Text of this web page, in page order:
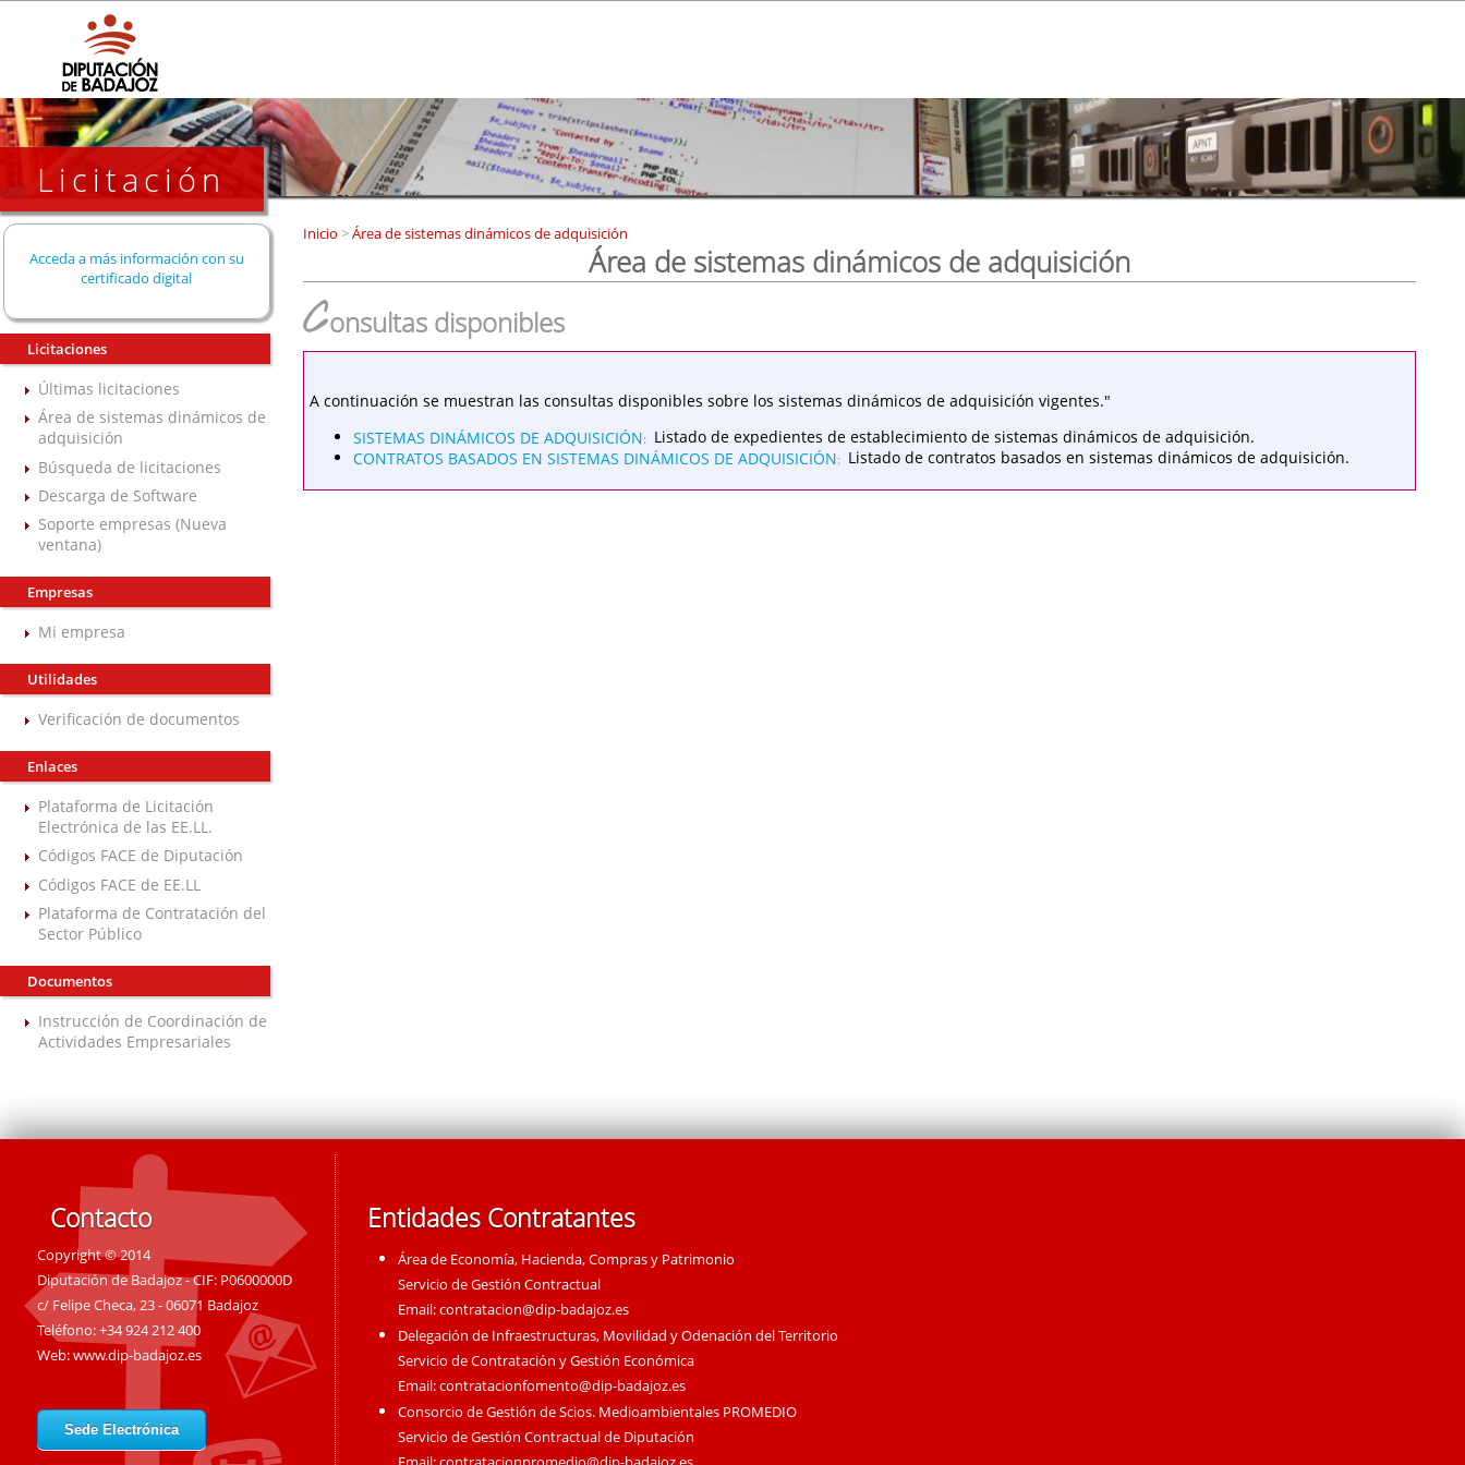
Licitación
Acceda a más información con su
certificado digital
Licitaciones
Últimas licitaciones
Área de sistemas dinámicos de
adquisición
Búsqueda de licitaciones
Descarga de Software
Soporte empresas (Nueva
ventana)
Empresas
Mi empresa
Utilidades
Verificación de documentos
Enlaces
Plataforma de Licitación
Electrónica de las EE.LL.
Códigos FACE de Diputación
Códigos FACE de EE.LL
Plataforma de Contratación del
Sector Público
Documentos
Instrucción de Coordinación de
Actividades Empresariales
Inicio >Área de sistemas dinámicos de adquisición
Área de sistemas dinámicos de adquisición
Consultas disponibles
A continuación se muestran las consultas disponibles sobre los sistemas dinámicos de adquisición vigentes."
SISTEMAS DINÁMICOS DE ADQUISICIÓN: Listado de expedientes de establecimiento de sistemas dinámicos de adquisición.
CONTRATOS BASADOS EN SISTEMAS DINÁMICOS DE ADQUISICIÓN: Listado de contratos basados en sistemas dinámicos de adquisición.
Contacto
Copyright © 2014
Diputación de Badajoz - CIF: P0600000D
c/ Felipe Checa, 23 - 06071 Badajoz
Teléfono: +34 924 212 400
Web:www.dip-badajoz.es
Sede Electrónica
Entidades Contratantes
Área de Economía, Hacienda, Compras y Patrimonio
Servicio de Gestión Contractual
Email:contratacion@dip-badajoz.es
Delegación de Infraestructuras, Movilidad y Odenación del Territorio
Servicio de Contratación y Gestión Económica
Email:contratacionfomento@dip-badajoz.es
Consorcio de Gestión de Scios. Medioambientales PROMEDIO
Servicio de Gestión Contractual de Diputación